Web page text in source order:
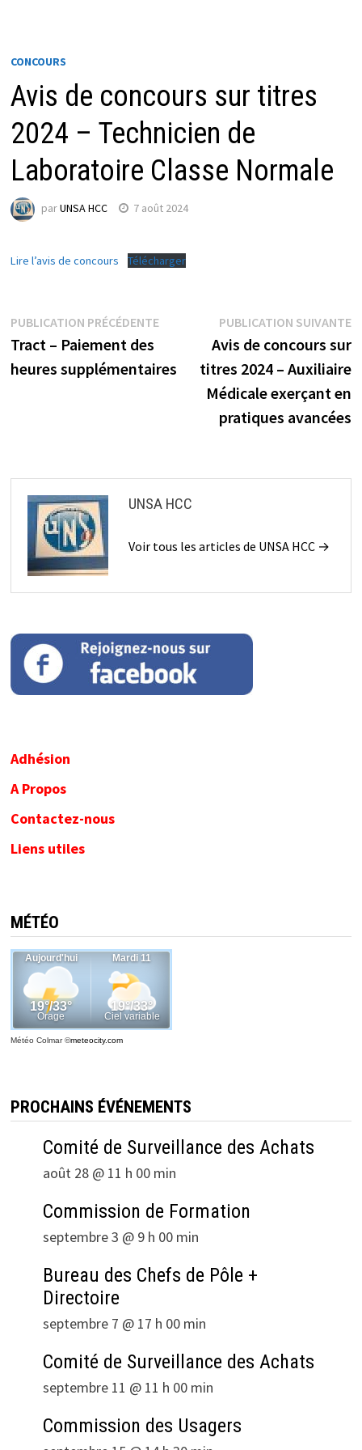
CONCOURS
Avis de concours sur titres
2024 – Technicien de
Laboratoire Classe Normale
parUNSA HCC 7 août 2024
Lire l’avis de concours Télécharger
Navigation
de
l’article
PUBLICATION PRÉCÉDENTEPublication
précédente :
Tract – Paiement des
heures supplémentaires
PUBLICATION SUIVANTE
Avis de concours sur
titres 2024 – Auxiliaire
Médicale exerçant en
pratiques avancées
UNSA HCC
Voir tous les articles de UNSA HCC →
Adhésion
A Propos
Contactez-nous
Liens utiles
MÉTÉO
Météo Colmar©meteocity.com
PROCHAINS ÉVÉNEMENTS
Comité de Surveillance des Achats
août 28 @ 11 h 00 min
Commission de Formation
septembre 3 @ 9 h 00 min
Bureau des Chefs de Pôle +
Directoire
septembre 7 @ 17 h 00 min
Comité de Surveillance des Achats
septembre 11 @ 11 h 00 min
Commission des Usagers